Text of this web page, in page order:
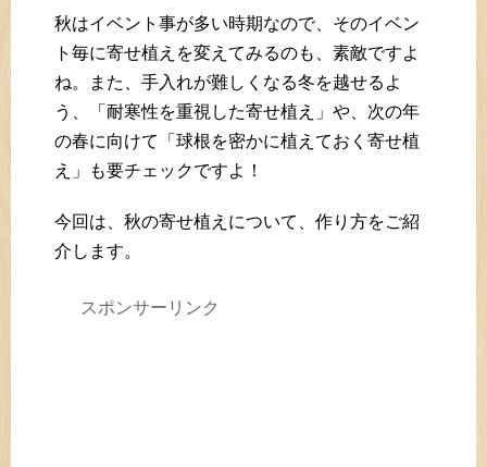
秋はイベント事が多い時期なので、そのイベン
ト毎に寄せ植えを変えてみるのも、素敵ですよ
ね。また、手入れが難しくなる冬を越せるよ
う、「耐寒性を重視した寄せ植え」や、次の年
の春に向けて「球根を密かに植えておく寄せ植
え」も要チェックですよ！
今回は、秋の寄せ植えについて、作り方をご紹
介します。
スポンサーリンク